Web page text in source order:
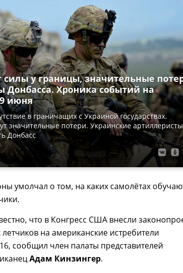
у границы, значительные
Донбасса. Хроника событий на
июня
в граничащих с Украиной государствах.
значительные потери. Украинские артиллеристы
Донбасс
умолчал о том, на каких самолётах
что в Конгресс США внесли
на американские истребители
сообщил член палаты представителей
Адам Кинзингер.